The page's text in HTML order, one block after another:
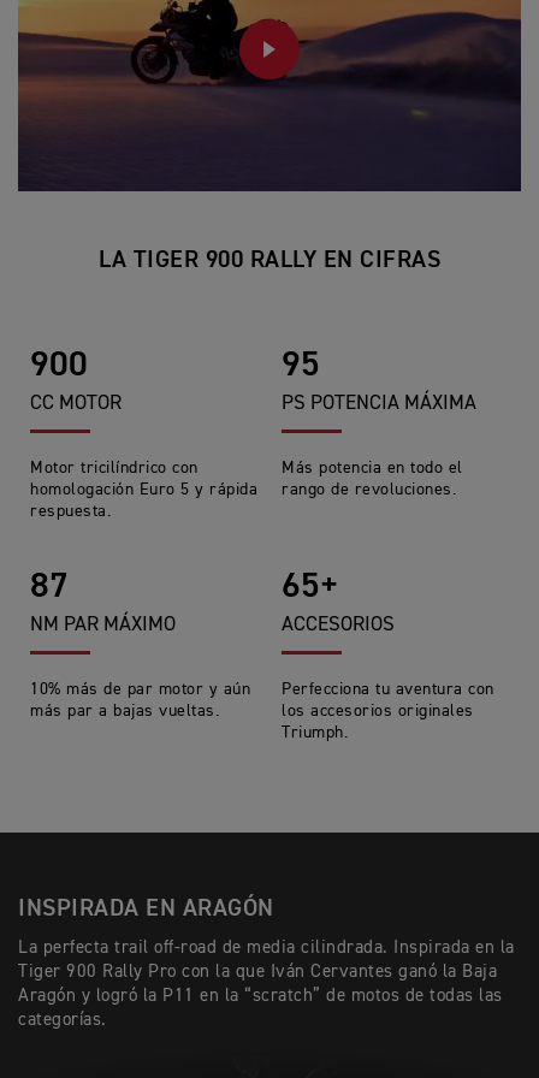
PLAY
LA TIGER 900 RALLY EN CIFRAS
900
CC MOTOR
Motor tricilíndrico con
homologación Euro 5 y rápida
respuesta.
95
PS POTENCIA MÁXIMA
Más potencia en todo el
rango de revoluciones.
87
NM PAR MÁXIMO
10% más de par motor y aún
más par a bajas vueltas.
65+
ACCESORIOS
Perfecciona tu aventura con
los accesorios originales
Triumph.
INSPIRADA EN ARAGÓN
La perfecta trail off-road de media cilindrada. Inspirada en la
Tiger 900 Rally Pro con la que Iván Cervantes ganó la Baja
Aragón y logró la P11 en la “scratch” de motos de todas las
categorías.